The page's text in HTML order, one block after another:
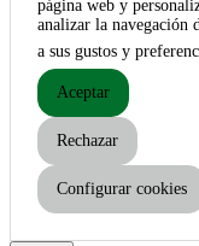
página web y
analizar la navegación
a sus gustos y
Aceptar
Rechazar
Configurar cookies